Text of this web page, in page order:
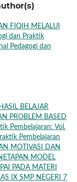
FIQIH MELALUI
dan Praktik
Pedagogi dan
BELAJAR
PROBLEM BASED
Pembelajaran: Vol.
Pembelajaran
MOTIVASI DAN
MODEL
PADA MATERI
IX SMP NEGERI 7